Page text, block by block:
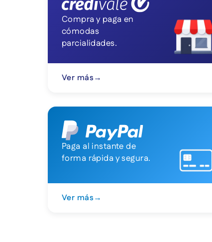
Compra y paga en
cómodas
parcialidades.
Ver más→
Paga al instante de
forma rápida y segura.
Ver más→